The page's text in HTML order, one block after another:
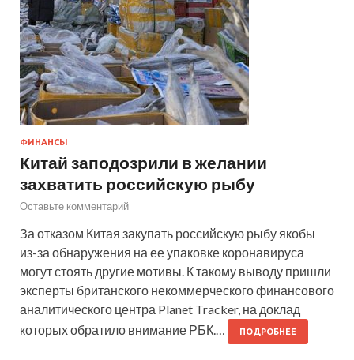
ФИНАНСЫ
Китай заподозрили в желании
захватить российскую рыбу
Оставьте комментарий
За отказом Китая закупать российскую рыбу якобы
из-за обнаружения на ее упаковке коронавируса
могут стоять другие мотивы. К такому выводу пришли
эксперты британского некоммерческого финансового
аналитического центра Planet Tracker, на доклад
которых обратило внимание РБК.…
ПОДРОБНЕЕ